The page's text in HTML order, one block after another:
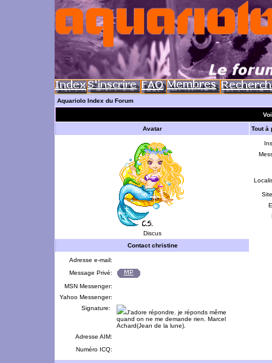
Aquariolo Index du Forum
Avatar Tout à
Discus
Contact christine
Adresse e-mail:
Message Privé:
MSN Messenger:
Yahoo Messenger:
Signature:
J'adore répondre. je réponds même
quand on ne me demande rien. Marcel
Achard(Jean de la lune).
Adresse AIM:
Numéro ICQ: